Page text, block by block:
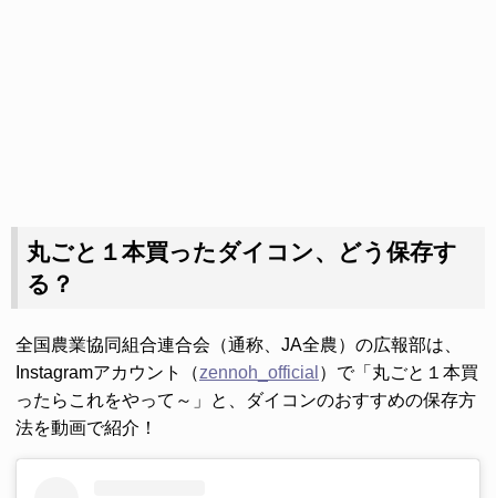
丸ごと１本買ったダイコン、どう保存す
る？
全国農業協同組合連合会（通称、JA全農）の広報部は、
Instagramアカウント（zennoh_official ）で「丸ごと１本買
ったらこれをやって～」と、ダイコンのおすすめの保存方
法を動画で紹介！